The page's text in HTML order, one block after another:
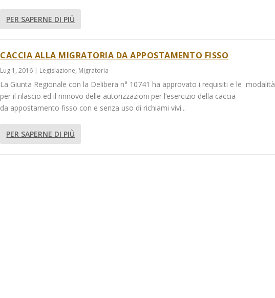
PER SAPERNE DI PIÙ
CACCIA ALLA MIGRATORIA DA APPOSTAMENTO FISSO
Lug 1, 2016 | Legislazione, Migratoria
La Giunta Regionale con la Delibera n° 10741 ha approvato i requisiti e le modalità
per il rilascio ed il rinnovo delle autorizzazioni per l’esercizio della caccia
da appostamento fisso con e senza uso di richiami vivi...
PER SAPERNE DI PIÙ